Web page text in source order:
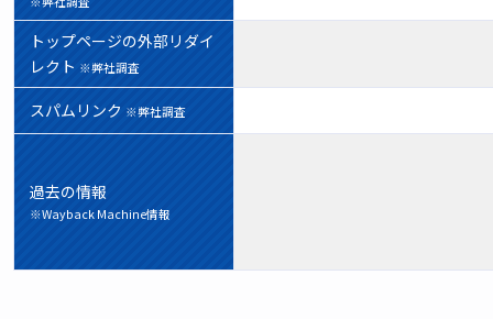
トップページの外部リダイ
レクト ※弊社調査
スパムリンク ※弊社調査
過去の情報
※Wayback Machine情報